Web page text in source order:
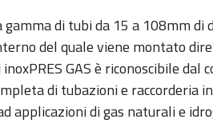
di tubi da 15 a 108mm
del quale viene montato
GAS è riconoscibile
di tubazioni e raccorderia
applicazioni di gas naturali e